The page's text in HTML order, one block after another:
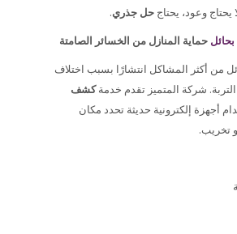
يحتاج وعود، يحتاج حل جذري.
حماية المنازل من الخسائر الصامتة
من أكثر المشاكل انتشارًا بسبب اختلاف
شركة المتميز تقدم خدمةكشف
أجهزة إلكترونية حديثة تحدد مكان
تخريب.